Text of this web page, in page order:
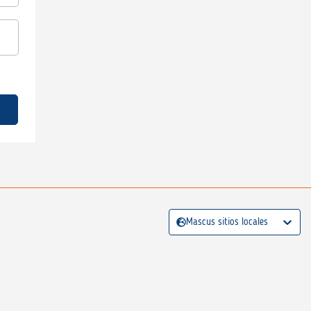
Mascus sitios locales